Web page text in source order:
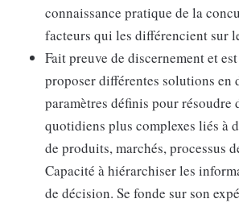
connaissance pratique de la
facteurs qui les différencient sur
Fait preuve de discernement et
proposer différentes solutions en
paramètres définis pour résoudre
quotidiens plus complexes liés à
de produits, marchés, processus
Capacité à hiérarchiser les
de décision. Se fonde sur son